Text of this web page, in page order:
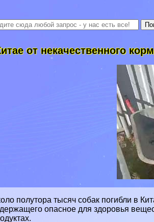
от некачественного
полутора тысяч собак погибли в
опасное для здоровья